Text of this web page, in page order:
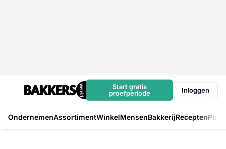
Start gratis
proefperiode
Inloggen
OndernemenAssortimentWinkelMensenBakkerijRecepten